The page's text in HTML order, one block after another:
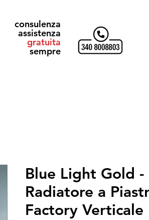
consulenza
assistenza
gratuita
sempre
Blue Light Gold -
Radiatore a
Factory Verticale